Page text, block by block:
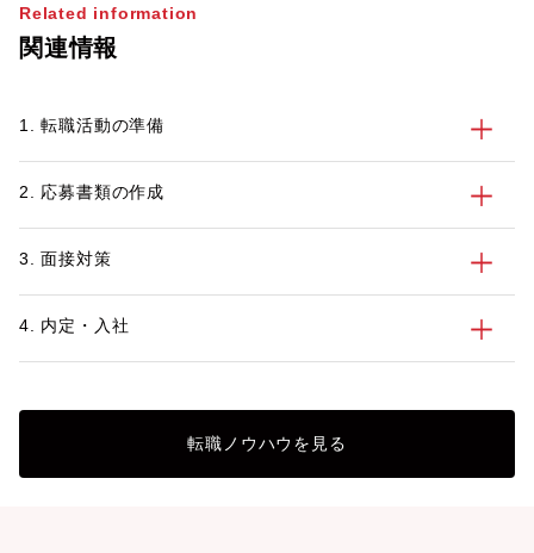
Related information
関連情報
1. 転職活動の準備
2. 応募書類の作成
3. 面接対策
4. 内定・入社
転職ノウハウを見る